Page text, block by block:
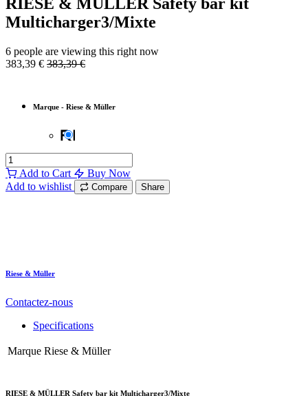
RIESE & MÜLLER Safety bar kit
Multicharger3/Mixte
6 people are viewing this right now
383,39 € 383,39€
Marque - Riese & Müller
Add to Cart
Buy Now
Add to wishlist
Compare Share
Riese & Müller
Contactez-nous
Specifications
Marque Riese & Müller
RIESE & MÜLLER Safety bar kit Multicharger3/Mixte